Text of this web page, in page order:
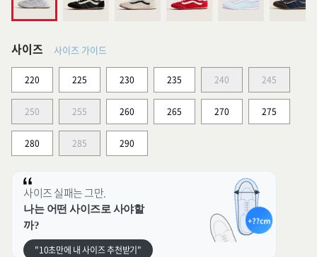
사이즈 사이즈 가이드
220 225 230 235 240 245
250 255 260 265 270 275
280 285 290
사이즈 실패는 그만.
나는 어떤 사이즈로 사야할
까?
"10초만에 내 사이즈 추천받기"